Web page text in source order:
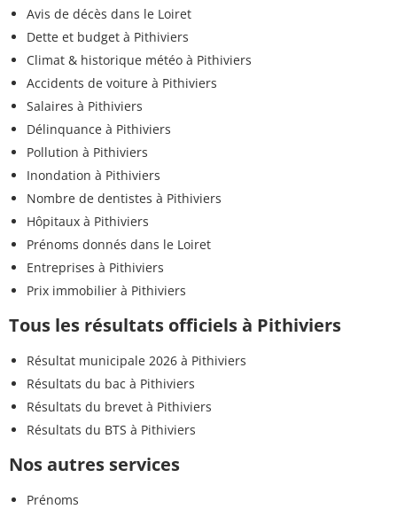
Avis de décès dans le Loiret
Dette et budget à Pithiviers
Climat & historique météo à Pithiviers
Accidents de voiture à Pithiviers
Salaires à Pithiviers
Délinquance à Pithiviers
Pollution à Pithiviers
Inondation à Pithiviers
Nombre de dentistes à Pithiviers
Hôpitaux à Pithiviers
Prénoms donnés dans le Loiret
Entreprises à Pithiviers
Prix immobilier à Pithiviers
Tous les résultats officiels à Pithiviers
Résultat municipale 2026 à Pithiviers
Résultats du bac à Pithiviers
Résultats du brevet à Pithiviers
Résultats du BTS à Pithiviers
Nos autres services
Prénoms